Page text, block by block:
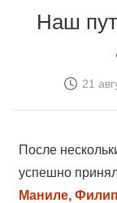
Наш
21
После
успешно
Маниле,